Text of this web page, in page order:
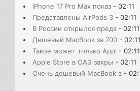
iPhone 17 Pro Max показ - 02:11
Представлены AirPods 3 - 02:11
В России открылся предз - 02:11
Дешевый MacBook за 700 - 02:11
Такое может только Appl - 02:11
Apple Store в ОАЭ закры - 02:11
Очень дешевый MacBook в -